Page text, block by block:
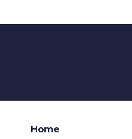
Home